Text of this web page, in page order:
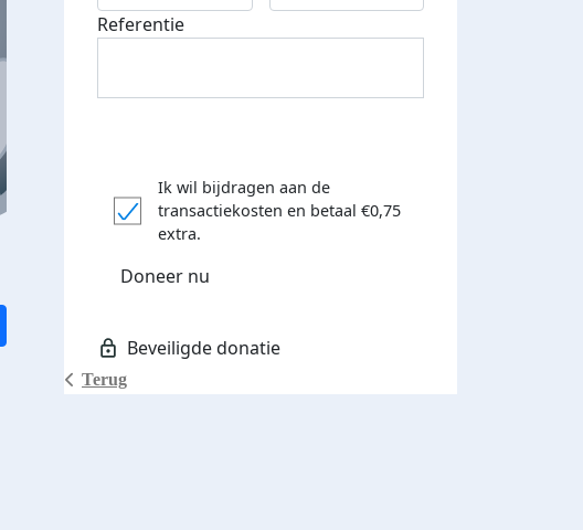
Donateurs bedankt
Terug
Referentie
Ik wil bijdragen aan de
transactiekosten en betaal €0,75
extra.
Doneer nu